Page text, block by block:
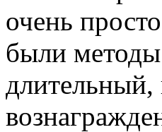
очень
были методы
длительный,